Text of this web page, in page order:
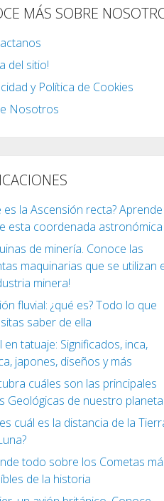
MÁS SOBRE
del sitio!
y Política de Cookies
Nosotros
es la Ascensión recta? Aprende
esta coordenada astronómica
de minería. Conoce las
maquinarias que se utilizan
minera!
fluvial: ¿qué es? Todo lo que
saber de ella
en tatuaje: Significados, inca,
japones, diseños y más
cuáles son las principales
Geológicas de nuestro planeta
cuál es la distancia de la
todo sobre los Cometas
de la historia